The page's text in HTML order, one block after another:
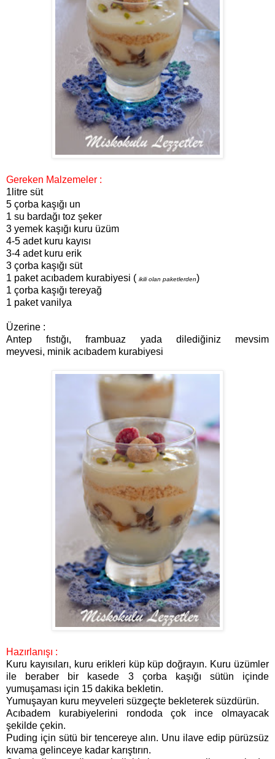
Gereken Malzemeler :
1litre süt
5 çorba kaşığı un
1 su bardağı toz şeker
3 yemek kaşığı kuru üzüm
4-5 adet kuru kayısı
3-4 adet kuru erik
3 çorba kaşığı süt
1 paket acıbadem kurabiyesi ( ikili olan paketlerden)
1 çorba kaşığı tereyağ
1 paket vanilya
Üzerine :
Antep fıstığı, frambuaz yada dilediğiniz mevsim
meyvesi, minik acıbadem kurabiyesi
Hazırlanışı :
Kuru kayısıları, kuru erikleri küp küp doğrayın. Kuru üzümler
ile beraber bir kasede 3 çorba kaşığı sütün içinde
yumuşaması için 15 dakika bekletin.
Yumuşayan kuru meyveleri süzgeçte bekleterek süzdürün.
Acıbadem kurabiyelerini rondoda çok ince olmayacak
şekilde çekin.
Puding için sütü bir tencereye alın. Unu ilave edip pürüzsüz
kıvama gelinceye kadar karıştırın.